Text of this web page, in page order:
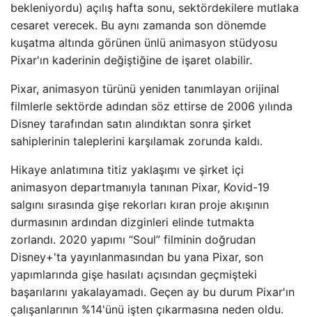
bekleniyordu) açılış hafta sonu, sektördekilere mutlaka
cesaret verecek. Bu aynı zamanda son dönemde
kuşatma altında görünen ünlü animasyon stüdyosu
Pixar'ın kaderinin değiştiğine de işaret olabilir.
Pixar, animasyon türünü yeniden tanımlayan orijinal
filmlerle sektörde adından söz ettirse de 2006 yılında
Disney tarafından satın alındıktan sonra şirket
sahiplerinin taleplerini karşılamak zorunda kaldı.
Hikaye anlatımına titiz yaklaşımı ve şirket içi
animasyon departmanıyla tanınan Pixar, Kovid-19
salgını sırasında gişe rekorları kıran proje akışının
durmasının ardından dizginleri elinde tutmakta
zorlandı. 2020 yapımı “Soul” filminin doğrudan
Disney+'ta yayınlanmasından bu yana Pixar, son
yapımlarında gişe hasılatı açısından geçmişteki
başarılarını yakalayamadı. Geçen ay bu durum Pixar'ın
çalışanlarının %14'ünü işten çıkarmasına neden oldu.